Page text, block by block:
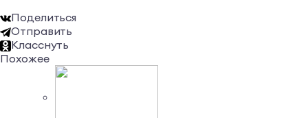
Поделиться
Отправить
Класснуть
Похожее